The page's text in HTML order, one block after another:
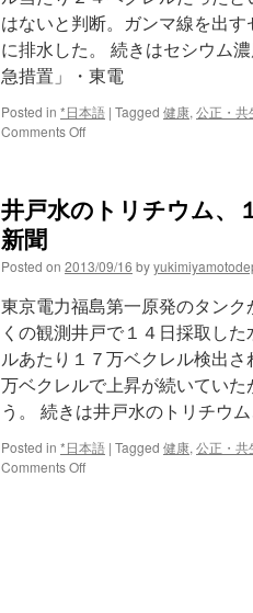
はないと判断。ガンマ線を出
に排水した。 続きはセシウム
急措置」・東電
Posted in *日本語 | Tagged 健康, 公正・共
Comments Offon
ム
測
ず
排
水
＝
７
タ
ン
ク
エ
井戸水のトリチウム
新聞
Posted on 2013/09/16 by
東京電力福島第一原発のタン
くの観測井戸で１４日採取し
ルあたり１７万ベクレル検出
万ベクレルで上昇が続いてい
う。 続きは井戸水のトリチウ
Posted in *日本語 | Tagged 健康, 公正・共
Comments Offon